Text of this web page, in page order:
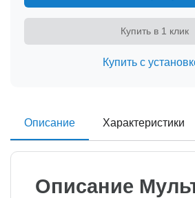
Купить в 1 клик
Купить с
Описание Характеристики
Описание